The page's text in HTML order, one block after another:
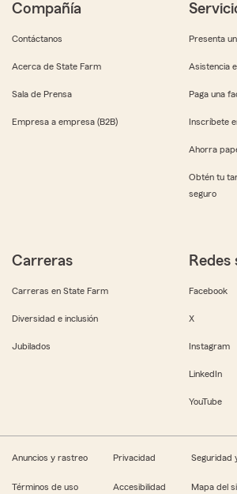
Compañía
Contáctanos
Acerca de State Farm
Sala de Prensa
Empresa a empresa (B2B)
Presenta
Asistencia
Paga una
Inscríbete
Ahorra
Obtén tu
seguro
Carreras
Carreras en State Farm
Diversidad e inclusión
Jubilados
Redes
Facebook
X
Instagram
LinkedIn
YouTube
Anuncios y rastreo Privacidad Seguridad
Términos de uso Accesibilidad Mapa del